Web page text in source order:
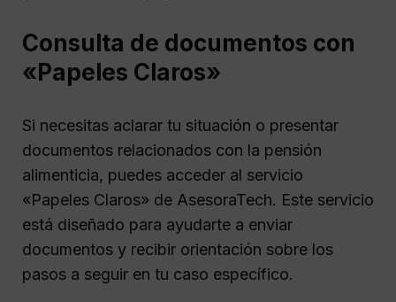
Consulta de documentos con
«Papeles Claros»
Si necesitas aclarar tu situación o presentar
documentos relacionados con la pensión
alimenticia, puedes acceder al servicio
«Papeles Claros» de AsesoraTech. Este servicio
está diseñado para ayudarte a enviar
documentos y recibir orientación sobre los
pasos a seguir en tu caso específico.